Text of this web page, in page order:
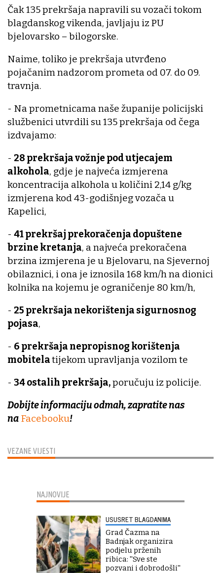
VEZANE VIJESTI
Čak 135 prekršaja napravili su vozači tokom
blagdanskog vikenda, javljaju iz PU
bjelovarsko – bilogorske.
Naime, toliko je prekršaja utvrđeno
pojačanim nadzorom prometa od 07. do 09.
travnja.
- Na prometnicama naše županije policijski
službenici utvrdili su 135 prekršaja od čega
izdvajamo:
- 28 prekršaja vožnje pod utjecajem
alkohola, gdje je najveća izmjerena
koncentracija alkohola u količini 2,14 g/kg
izmjerena kod 43-godišnjeg vozača u
Kapelici,
- 41 prekršaj prekoračenja dopuštene
brzine kretanja, a najveća prekoračena
brzina izmjerena je u Bjelovaru, na Sjevernoj
obilaznici, i ona je iznosila 168 km/h na dionici
kolnika na kojemu je ograničenje 80 km/h,
- 25 prekršaja nekorištenja sigurnosnog
pojasa,
- 6 prekršaja nepropisnog korištenja
mobitelatijekom upravljanja vozilom te
- 34 ostalih prekršaja,poručuju iz policije.
Dobijte informaciju odmah, zapratite nas
na Facebooku!
NAJNOVIJE
USUSRET BLAGDANIMA
Grad Čazma na
Badnjak organizira
podjelu prženih
ribica: ''Sve ste
pozvani i dobrodošli''